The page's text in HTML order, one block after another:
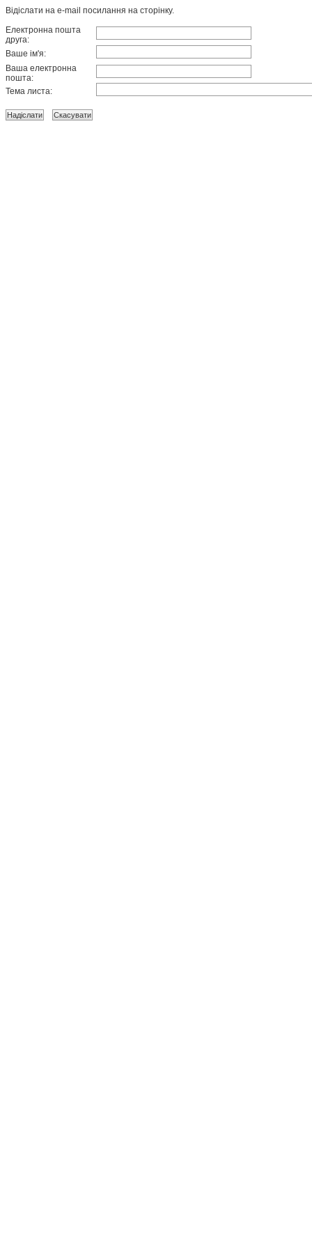
Відіслати на e-mail посилання на сторінку.
Електронна пошта
друга:
Ваше ім'я:
Ваша електронна
пошта:
Тема листа: